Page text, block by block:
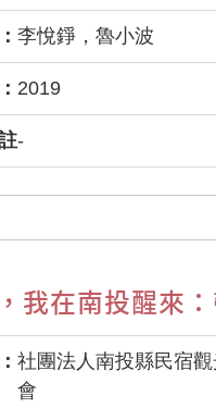
李悅錚，魯小波
2019
-
我在南投醒來
社團法人南投縣民宿
會